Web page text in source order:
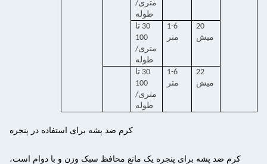
متری/
طوله
20
ميش
1-6
متر
30 تا
100
متری/
طوله
22
میش
1-6
متر
30 تا
100
متری/
طوله
کرم ضد پشه برای استفاده در پنجره
کرم ضد پشه برای پنجره یک مانع محافظ سبک وزن و با دوام است،